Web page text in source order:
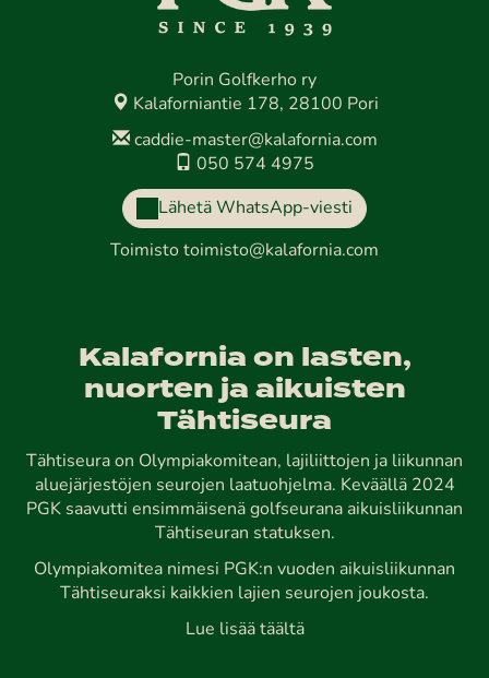
Porin Golfkerho ry
Kalaforniantie 178, 28100 Pori
caddie-master@kalafornia.com
050 574 4975
Lähetä WhatsApp-viesti
Toimisto toimisto@kalafornia.com
Kalafornia on lasten,
nuorten ja aikuisten
Tähtiseura
Tähtiseura on Olympiakomitean, lajiliittojen ja liikunnan
aluejärjestöjen seurojen laatuohjelma. Keväällä 2024
PGK saavutti ensimmäisenä golfseurana aikuisliikunnan
Tähtiseuran statuksen.
Olympiakomitea nimesi PGK:n vuoden aikuisliikunnan
Tähtiseuraksi kaikkien lajien seurojen joukosta.
Lue lisää täältä